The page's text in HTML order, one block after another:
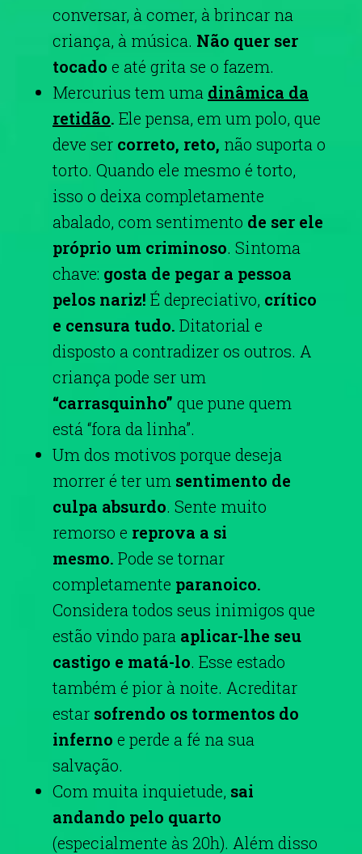
conversar, à comer, à brincar na
criança, à música. Não quer ser
tocado e até grita se o fazem.
Mercurius tem uma dinâmica da
retidão. Ele pensa, em um polo, que
deve ser correto, reto, não suporta o
torto. Quando ele mesmo é torto,
isso o deixa completamente
abalado, com sentimento de ser ele
próprio um criminoso. Sintoma
chave: gosta de pegar a pessoa
pelos nariz! É depreciativo, crítico
e censura tudo. Ditatorial e
disposto a contradizer os outros. A
criança pode ser um
“carrasquinho” que pune quem
está “fora da linha”.
Um dos motivos porque deseja
morrer é ter um sentimento de
culpa absurdo. Sente muito
remorso e reprova a si
mesmo. Pode se tornar
completamente paranoico.
Considera todos seus inimigos que
estão vindo para aplicar-lhe seu
castigo e matá-lo. Esse estado
também é pior à noite. Acreditar
estar sofrendo os tormentos do
inferno e perde a fé na sua
salvação.
Com muita inquietude, sai
andando pelo quarto
(especialmente às 20h). Além disso